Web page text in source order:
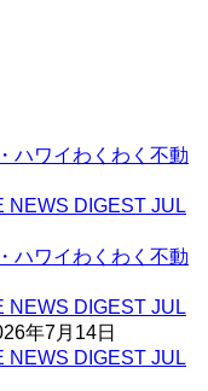
ハワイわくわく不動
NEWS DIGEST JUL
ハワイわくわく不動
NEWS DIGEST JUL
年7月14日
NEWS DIGEST JUL